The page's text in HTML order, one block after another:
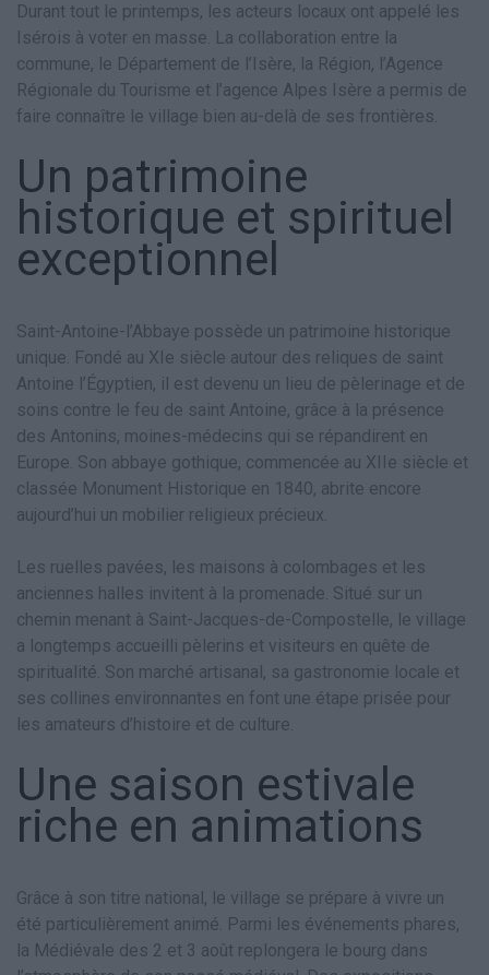
Durant tout le printemps, les acteurs locaux ont appelé les
Isérois à voter en masse. La collaboration entre la
commune, le Département de l’Isère, la Région, l’Agence
Régionale du Tourisme et l’agence Alpes Isère a permis de
faire connaître le village bien au-delà de ses frontières.
Un patrimoine
historique et spirituel
exceptionnel
Saint-Antoine-l’Abbaye possède un patrimoine historique
unique. Fondé au XIe siècle autour des reliques de saint
Antoine l’Égyptien, il est devenu un lieu de pèlerinage et de
soins contre le feu de saint Antoine, grâce à la présence
des Antonins, moines-médecins qui se répandirent en
Europe. Son abbaye gothique, commencée au XIIe siècle et
classée Monument Historique en 1840, abrite encore
aujourd’hui un mobilier religieux précieux.
Les ruelles pavées, les maisons à colombages et les
anciennes halles invitent à la promenade. Situé sur un
chemin menant à Saint-Jacques-de-Compostelle, le village
a longtemps accueilli pèlerins et visiteurs en quête de
spiritualité. Son marché artisanal, sa gastronomie locale et
ses collines environnantes en font une étape prisée pour
les amateurs d’histoire et de culture.
Une saison estivale
riche en animations
Grâce à son titre national, le village se prépare à vivre un
été particulièrement animé. Parmi les événements phares,
la Médiévale des 2 et 3 août replongera le bourg dans